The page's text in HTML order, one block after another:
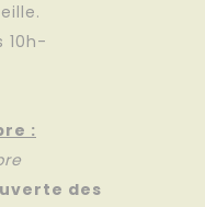
10h-
:
des